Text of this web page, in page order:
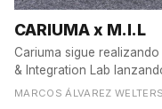
CARIUMA x M.I.L
Cariuma sigue
& Integration Lab
MARCOS ÁLVAREZ WELTERS